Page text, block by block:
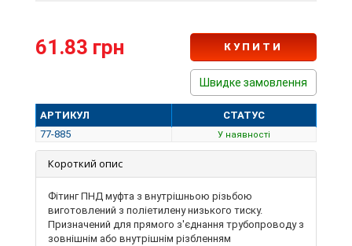
61.83 грн
Швидке замовлення
КУПИТИ
АРТИКУЛ
СТАТУС
77-885
У наявності
Короткий опис
Фітинг ПНД муфта з внутрішньою різьбою
виготовлений з поліетилену низького тиску.
Призначений для прямого з'єднання трубопроводу з
зовнішнім або внутрішнім різбленням